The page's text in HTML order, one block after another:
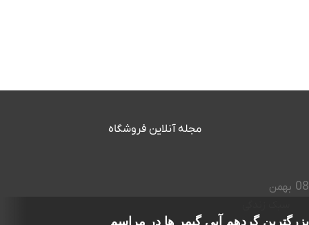
مجله آنلاین فروشگاه
08 بهمن
بزرگترین گردهم آیی گیمر ها در مراسم